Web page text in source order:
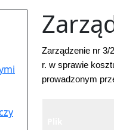
Zarządzenie nr 3/
r. w sprawie
prowadzonym